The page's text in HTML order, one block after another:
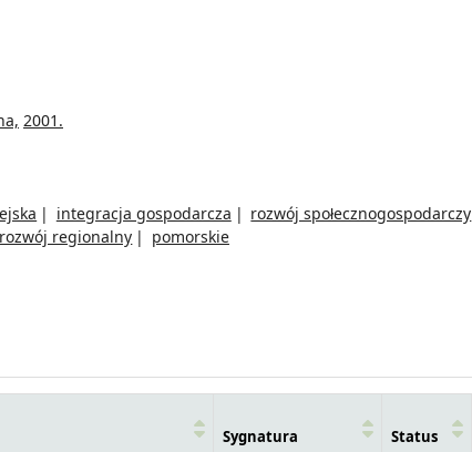
2001.
integracja gospodarcza
rozwój społecznogospodarczy
rozwój regionalny
pomorskie
Sygnatura Status